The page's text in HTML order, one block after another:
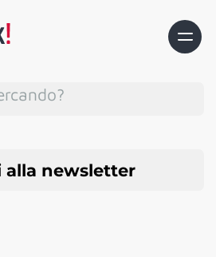
alla newsletter